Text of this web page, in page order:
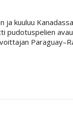
kuuluu
pudotuspelien